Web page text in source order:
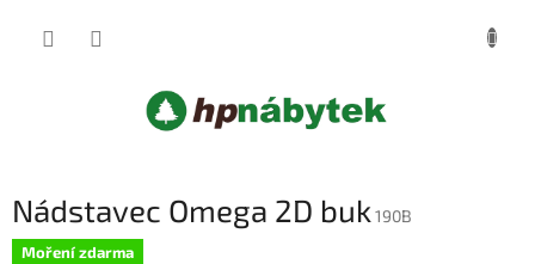
Nádstavec Omega 2D buk 190B
Moření zdarma